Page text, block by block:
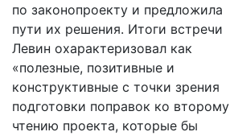
по законопроекту и предложила
пути их решения. Итоги встречи
Левин охарактеризовал как
«полезные, позитивные и
конструктивные с точки зрения
подготовки поправок ко второму
чтению проекта, которые бы